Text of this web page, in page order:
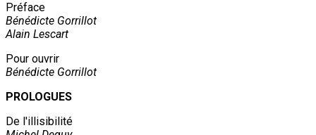
Préface
Bénédicte Gorrillot
Alain Lescart
Pour ouvrir
Bénédicte Gorrillot
PROLOGUES
De l'illisibilité